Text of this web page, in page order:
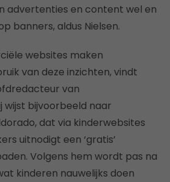
advertenties en content wel en
banners, aldus Nielsen.
websites maken
van deze inzichten, vindt
van
wijst bijvoorbeeld naar
dat via kinderwebsites
uitnodigt een ‘gratis’
Volgens hem wordt pas na
kinderen nauwelijks doen